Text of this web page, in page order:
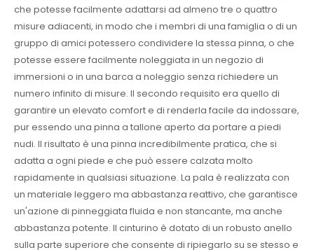
che potesse facilmente adattarsi ad almeno tre o quattro
misure adiacenti, in modo che i membri di una famiglia o di un
gruppo di amici potessero condividere la stessa pinna, o che
potesse essere facilmente noleggiata in un negozio di
immersioni o in una barca a noleggio senza richiedere un
numero infinito di misure. Il secondo requisito era quello di
garantire un elevato comfort e di renderla facile da indossare,
pur essendo una pinna a tallone aperto da portare a piedi
nudi. Il risultato è una pinna incredibilmente pratica, che si
adatta a ogni piede e che può essere calzata molto
rapidamente in qualsiasi situazione. La pala è realizzata con
un materiale leggero ma abbastanza reattivo, che garantisce
un'azione di pinneggiata fluida e non stancante, ma anche
abbastanza potente. Il cinturino è dotato di un robusto anello
sulla parte superiore che consente di ripiegarlo su se stesso e